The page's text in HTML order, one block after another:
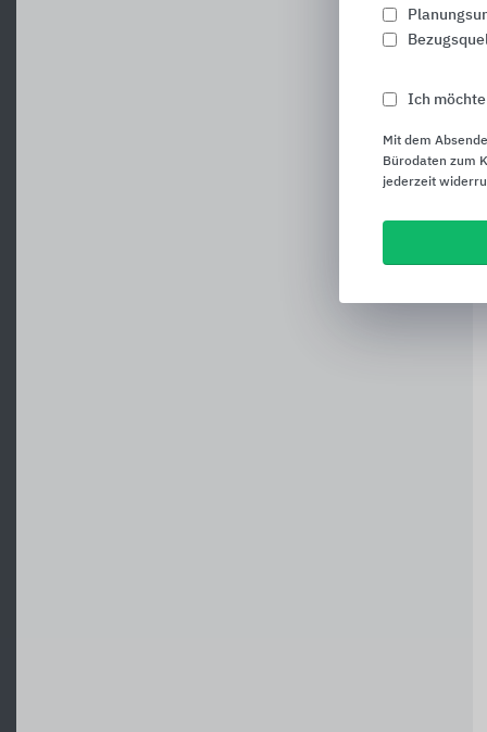
Ich
Mit dem
Bürodaten zum
jederzeit